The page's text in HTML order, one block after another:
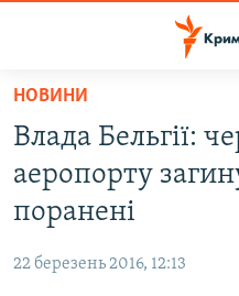
Перейти
основного
матеріалу
Перейти
до
основної
навігації
ВОДА.КРИМ
ВІДЕО ТА ФОТО
БЛОГИ
НОВИНИ
Влада Бельгії:
аеропорту
поранені
22 березень 2016, 12:13